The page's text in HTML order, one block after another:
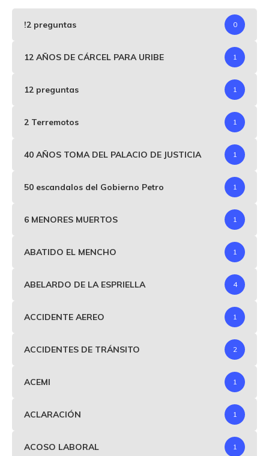
!2 preguntas 0
12 AÑOS DE CÁRCEL PARA URIBE 1
12 preguntas 1
2 Terremotos 1
40 AÑOS TOMA DEL PALACIO DE JUSTICIA 1
50 escandalos del Gobierno Petro 1
6 MENORES MUERTOS 1
ABATIDO EL MENCHO 1
ABELARDO DE LA ESPRIELLA 4
ACCIDENTE AEREO 1
ACCIDENTES DE TRÁNSITO 2
ACEMI 1
ACLARACIÓN 1
ACOSO LABORAL 1